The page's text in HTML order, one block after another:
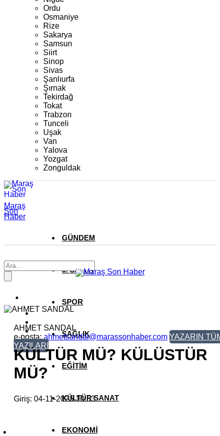
Ordu
Osmaniye
Rize
Sakarya
Samsun
Siirt
Sinop
Sivas
Şanlıurfa
Şırnak
Tekirdağ
Tokat
Trabzon
Tunceli
Uşak
Van
Yalova
Yozgat
Zonguldak
Maraş
Son
Haber
GÜNDEM
3. SAYFA
SPOR
SAĞLIK
EĞİTİM
KÜLTÜR SANAT
EKONOMİ
AHMET SANDAL
e-posta: ahmetsandal@marassonhaber.com YAZARIN
YAZILARI
KÜLTÜR MÜ? KÜLÜSTÜR
MÜ?
Giriş: 04-11-2025 10:53